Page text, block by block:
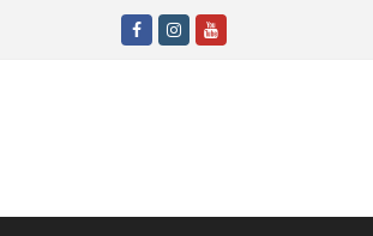
Facebook
Instagram
Youtube